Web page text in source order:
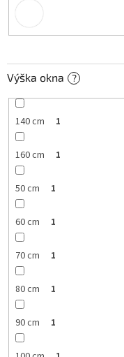
Výška okna ?
140 cm 1
160 cm 1
50 cm 1
60 cm 1
70 cm 1
80 cm 1
90 cm 1